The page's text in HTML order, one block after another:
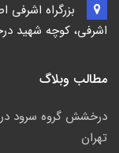
بزرگراه اشرفی
اشرفی، کوچه شهید
مطالب وبلاگ
تهران